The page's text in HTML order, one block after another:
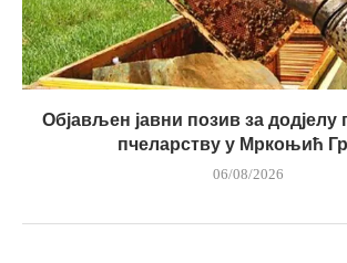
Објављен јавни позив за додјелу
пчеларству у Мркоњић
06/08/2026